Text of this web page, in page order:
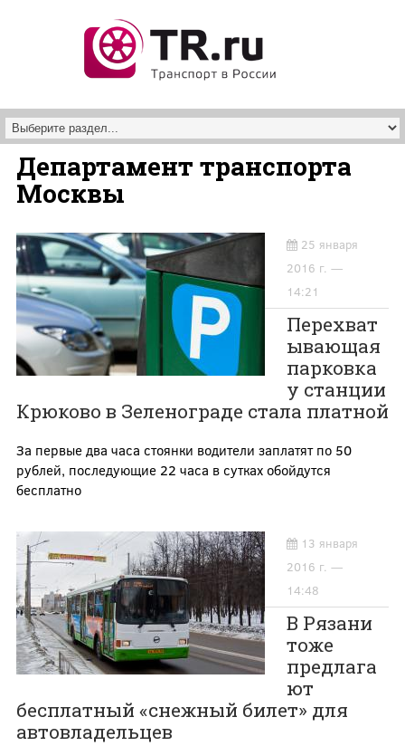
Департамент транспорта
Москвы
25 января
2016 г. —
14:21
Перехват
ывающая
парковка
у станции
Крюково в Зеленограде стала платной
За первые два часа стоянки водители заплатят по 50
рублей, последующие 22 часа в сутках обойдутся
бесплатно
13 января
2016 г. —
14:48
В Рязани
тоже
предлага
ют
бесплатный «снежный билет» для
автовладельцев